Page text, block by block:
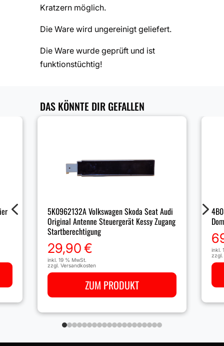
Kratzern möglich.
Die Ware wird ungereinigt geliefert.
Die Ware wurde geprüft und ist
funktionstüchtig!
DAS KÖNNTE DIR GEFALLEN
5K0962132A Volkswagen Skoda Seat Audi
Original Antenne Steuergerät Kessy Zugang
Startberechtigung
29,90€
inkl. 19 % MwSt.
zzgl. Versandkosten
ZUM PRODUKT
inkl.
zzgl.
4 5